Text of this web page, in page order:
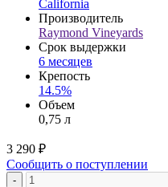
California
Производитель
Raymond Vineyards
Срок выдержки
6 месяцев
Крепость
14.5%
Объем
0,75 л
3 290 ₽
Сообщить о поступлении
-